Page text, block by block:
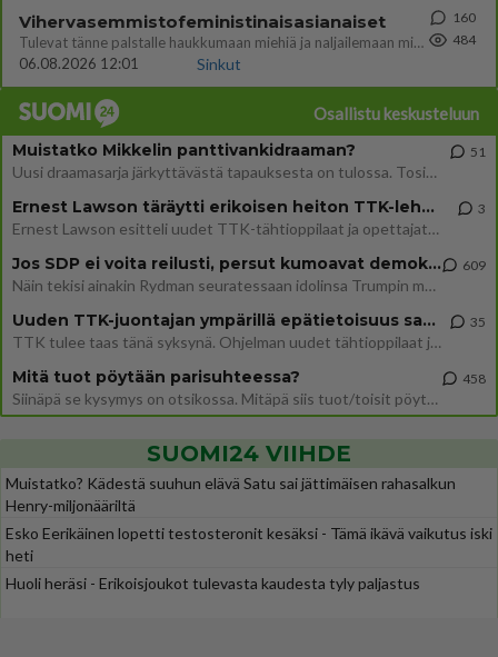
Vihervasemmistofeministinaisasianaiset
Tulevat tänne palstalle haukkumaan miehiä ja naljailemaan miehelle, kehuvat olevansa heitä parempia. Itse asuvat MIEHE
06.08.2026 12:01
Sinkut
160
484
Osallistu keskusteluun
Muistatko Mikkelin panttivankidraaman?
Uusi draamasarja järkyttävästä tapauksesta on tulossa. Tositapahtumiin perustuva sarja ammentaa vuoden 1986 Mikkelin pan
51
Ernest Lawson täräytti erikoisen heiton TTK-lehdistötilaisuudessa: " Onko tässä tarkoituksena...?"
Ernest Lawson esitteli uudet TTK-tähtioppilaat ja opettajat torstaina 6.8. lehdistölle. Tulevalla kaudella on yksi hausk
3
Jos SDP ei voita reilusti, persut kumoavat demokratian Suomesta
Näin tekisi ainakin Rydman seuratessaan idolinsa Trumpin mallia https://www.is.fi/politiikka/art-2000012187244.html
609
Uuden TTK-juontajan ympärillä epätietoisuus sakenee - Nyt MTV hämmentää soppaa
TTK tulee taas tänä syksynä. Ohjelman uudet tähtioppilaat julkistetaan torstaina 6. elokuuta klo 14 alkavassa lehdistö
35
Mitä tuot pöytään parisuhteessa?
Siinäpä se kysymys on otsikossa. Mitäpä siis tuot/toisit pöytään parisuhteessa? Oletko mies vai nainen? Koetko sen mitä
458
SUOMI24 VIIHDE
Muistatko? Kädestä suuhun elävä Satu sai jättimäisen rahasalkun
Henry-miljonääriltä
Esko Eerikäinen lopetti testosteronit kesäksi - Tämä ikävä vaikutus iski
heti
Huoli heräsi - Erikoisjoukot tulevasta kaudesta tyly paljastus